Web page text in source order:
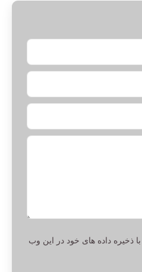
ذخیره داده های خود در این وب